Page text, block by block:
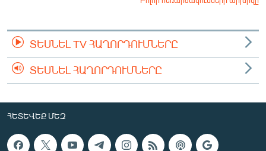
ՏԵՍՆԵԼ TV ՀԱՂՈՐԴՈՒՄՆԵՐԸ
ՏԵՍՆԵԼ ՀԱՂՈՐԴՈՒՄՆԵՐԸ
ՀԵՏԵՎԵՔ ՄԵԶ